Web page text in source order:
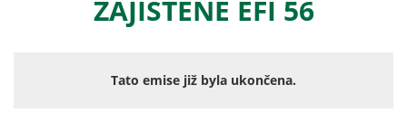
ZAJIŠTĚNÉ EFI 56
Tato emise již byla ukončena.